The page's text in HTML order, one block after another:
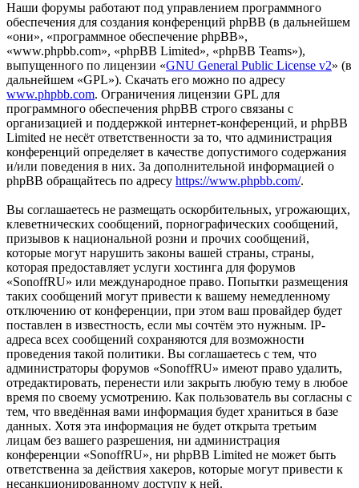
Наши форумы работают под управлением программного
обеспечения для создания конференций phpBB (в дальнейшем
«они», «программное обеспечение phpBB»,
«www.phpbb.com», «phpBB Limited», «phpBB Teams»),
выпущенного по лицензии «GNU General Public License v2» (в
дальнейшем «GPL»). Скачать его можно по адресу
www.phpbb.com. Ограничения лицензии GPL для
программного обеспечения phpBB строго связаны с
организацией и поддержкой интернет-конференций, и phpBB
Limited не несёт ответственности за то, что администрация
конференций определяет в качестве допустимого содержания
и/или поведения в них. За дополнительной информацией о
phpBB обращайтесь по адресу https://www.phpbb.com/.
Вы соглашаетесь не размещать оскорбительных, угрожающих,
клеветнических сообщений, порнографических сообщений,
призывов к национальной розни и прочих сообщений,
которые могут нарушить законы вашей страны, страны,
которая предоставляет услуги хостинга для форумов
«SonoffRU» или международное право. Попытки размещения
таких сообщений могут привести к вашему немедленному
отключению от конференции, при этом ваш провайдер будет
поставлен в известность, если мы сочтём это нужным. IP-
адреса всех сообщений сохраняются для возможности
проведения такой политики. Вы соглашаетесь с тем, что
администраторы форумов «SonoffRU» имеют право удалить,
отредактировать, перенести или закрыть любую тему в любое
время по своему усмотрению. Как пользователь вы согласны с
тем, что введённая вами информация будет храниться в базе
данных. Хотя эта информация не будет открыта третьим
лицам без вашего разрешения, ни администрация
конференции «SonoffRU», ни phpBB Limited не может быть
ответственна за действия хакеров, которые могут привести к
несанкционированному доступу к ней.